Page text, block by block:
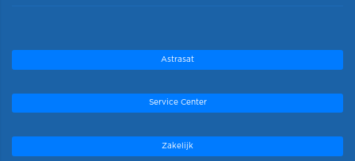
Astrasat
Service Center
Zakelijk